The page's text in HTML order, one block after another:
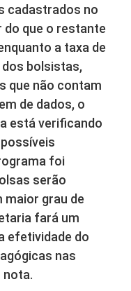
cadastrados no
do que o restante
a taxa de
dos bolsistas,
que não contam
de dados, o
está verificando
foi
serão
maior grau de
fará um
efetividade do
nas
nota.